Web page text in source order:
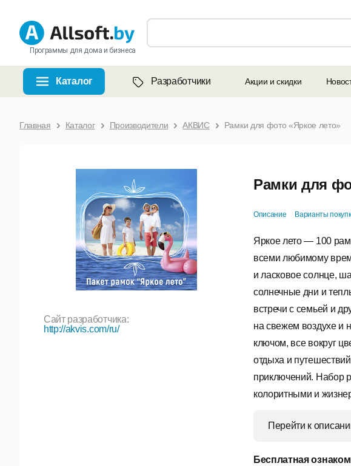
Программы для дома и бизнеса
Каталог Разработчики Акции и скидки
Главная Каталог Производители АКВИС Рамки для фото «Яркое лето»
Рамки для
Описание Варианты
Сайт разработчика:
http://akvis.com/ru/
Яркое лето — 100
всеми любимому
и ласковое солнце,
солнечные дни и
встречи с семьей и
на свежем воздухе и
ключом, все вокруг
отдыха и
приключений. Набор
колоритными и
Перейти к
Бесплатная